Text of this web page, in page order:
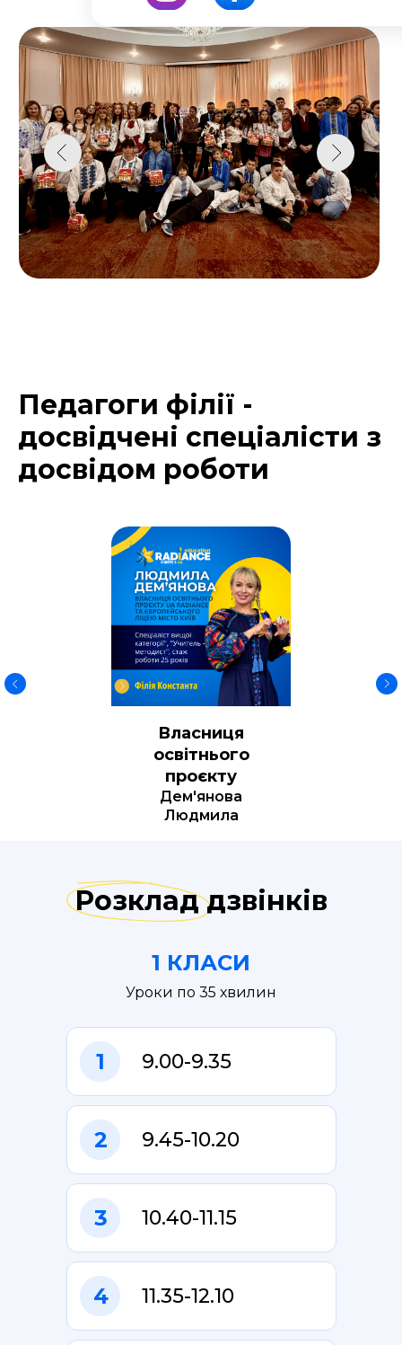
Педагоги філії -
досвідчені спеціалісти з
досвідом роботи
Власниця
освітнього
проєкту
Дем'янова
Людмила
Розклад дзвінків
1 КЛАСИ
Уроки по 35 хвилин
9.00-9.35
1
9.45-10.20
2
10.40-11.15
3
11.35-12.10
4